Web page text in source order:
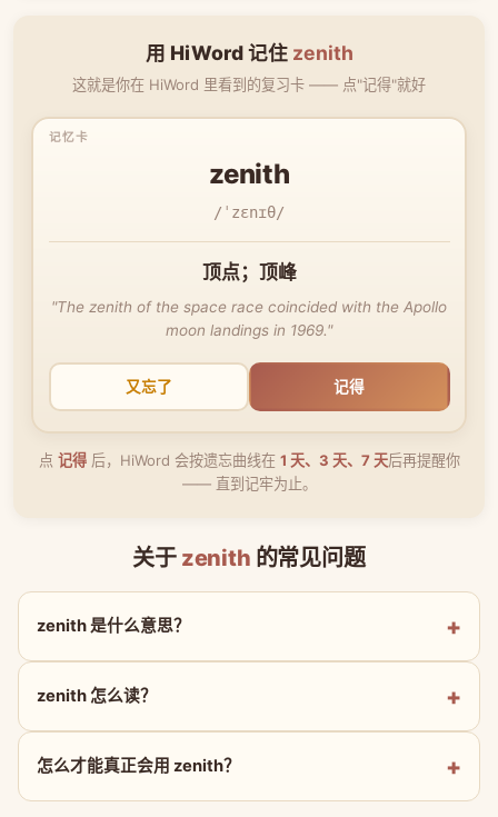
用 HiWord 记住 zenith
这就是你在 HiWord 里看到的复习卡 —— 点"记得"就好
zenith
/ˈzɛnɪθ/
顶点；顶峰
"The zenith of the space race coincided with the Apollo
moon landings in 1969."
又忘了 记得
点 记得后，HiWord 会按遗忘曲线在 1 天、3 天、7 天后再提醒你
—— 直到记牢为止。
关于 zenith 的常见问题
zenith 是什么意思？
zenith 怎么读？
怎么才能真正会用 zenith？